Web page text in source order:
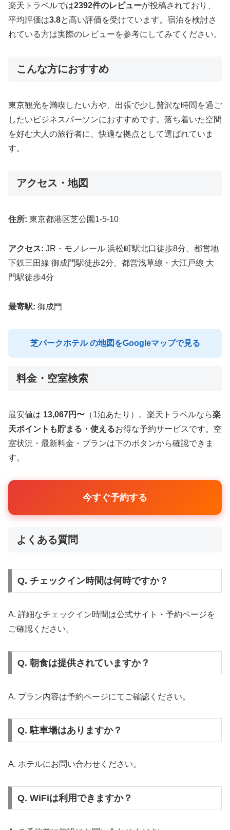
楽天トラベルでは2392件のレビューが投稿されており、
平均評価は3.8と高い評価を受けています。宿泊を検討さ
れている方は実際のレビューを参考にしてみてください。
こんな方におすすめ
東京観光を満喫したい方や、出張で少し贅沢な時間を過ご
したいビジネスパーソンにおすすめです。落ち着いた空間
を好む大人の旅行者に、快適な拠点として選ばれていま
す。
アクセス・地図
住所: 東京都港区芝公園1-5-10
アクセス: JR・モノレール 浜松町駅北口徒歩8分、都営地
下鉄三田線 御成門駅徒歩2分、都営浅草線・大江戸線 大
門駅徒歩4分
最寄駅: 御成門
芝パークホテル の地図をGoogleマップで見る
料金・空室検索
最安値は 13,067円〜 （1泊あたり）。楽天トラベルなら楽
天ポイントも貯まる・使えるお得な予約サービスです。空
室状況・最新料金・プランは下のボタンから確認できま
す。
今すぐ予約する
よくある質問
Q. チェックイン時間は何時ですか？
A. 詳細なチェックイン時間は公式サイト・予約ページを
ご確認ください。
Q. 朝食は提供されていますか？
A. プラン内容は予約ページにてご確認ください。
Q. 駐車場はありますか？
A. ホテルにお問い合わせください。
Q. WiFiは利用できますか？